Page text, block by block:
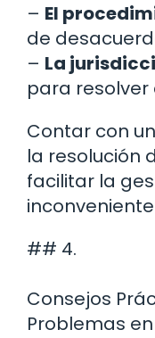
– El
de
– La
para resolver
Contar con
la resolución
facilitar la
## 4.
Consejos
Problemas